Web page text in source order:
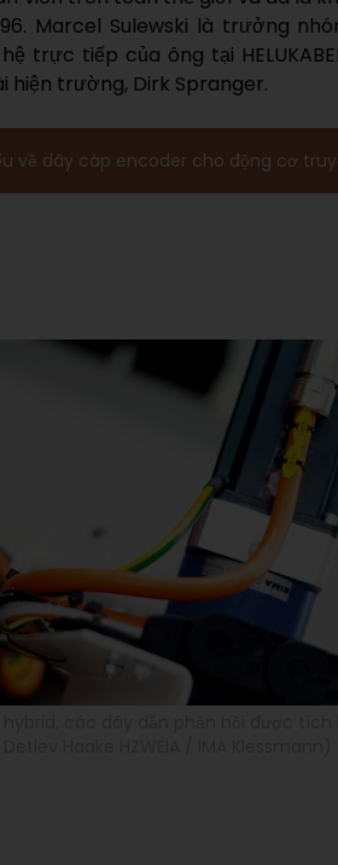
hiện trường, Dirk Spranger.
về dây cáp encoder cho động cơ